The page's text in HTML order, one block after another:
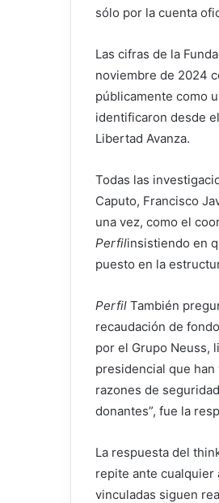
sólo por la cuenta
Las cifras de la
noviembre de 2024
públicamente como
identificaron desde
Libertad Avanza.
Todas las
Caputo, Francisco
una vez, como el
Perfilinsistiendo en
puesto en la
Perfil También
recaudación de
por el Grupo Neuss,
presidencial que
razones de
donantes”, fue la
La respuesta del
repite ante cualquier
vinculadas siguen